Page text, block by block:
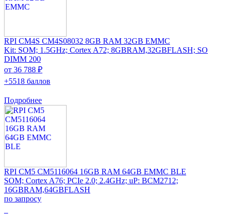
RPI CM4S CM4S08032 8GB RAM 32GB EMMC
Kit: SOM; 1.5GHz; Cortex A72; 8GBRAM,32GBFLASH; SO
DIMM 200
от 36 788 ₽
+5518 баллов
Подробнее
RPI CM5 CM5116064 16GB RAM 64GB EMMC BLE
SOM; Cortex A76; PCIe 2.0; 2.4GHz; uP: BCM2712;
16GBRAM,64GBFLASH
по запросу